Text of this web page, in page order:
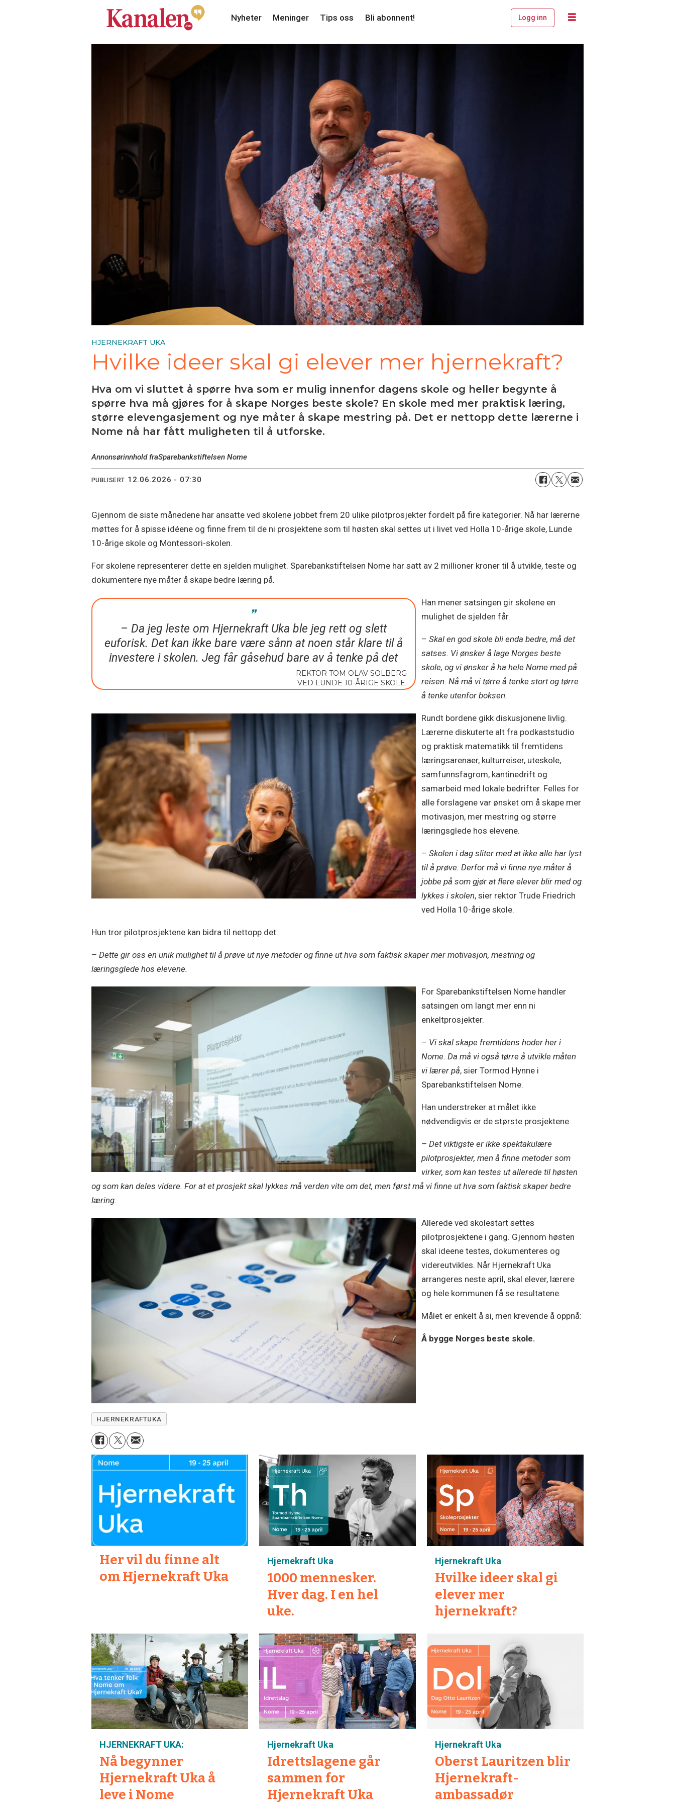
Nyheter Meninger Tips oss Bli abonnent! Logg inn
HJERNEKRAFT UKA
Hvilke ideer skal gi elever mer hjernekraft?
Hva om vi sluttet å spørre hva som er mulig innenfor dagens skole og heller begynte å
spørre hva må gjøres for å skape Norges beste skole? En skole med mer praktisk læring,
større elevengasjement og nye måter å skape mestring på. Det er nettopp dette lærerne i
Nome nå har fått muligheten til å utforske.
Annonsørinnhold fraSparebankstiftelsen Nome
PUBLISERT 12.06.2026 - 07:30
Gjennom de siste månedene har ansatte ved skolene jobbet frem 20 ulike pilotprosjekter fordelt på fire kategorier. Nå har lærerne
møttes for å spisse idéene og finne frem til de ni prosjektene som til høsten skal settes ut i livet ved Holla 10-årige skole, Lunde
10-årige skole og Montessori-skolen.
For skolene representerer dette en sjelden mulighet. Sparebankstiftelsen Nome har satt av 2 millioner kroner til å utvikle, teste og
dokumentere nye måter å skape bedre læring på.
– Da jeg leste om Hjernekraft Uka ble jeg rett og slett
euforisk. Det kan ikke bare være sånn at noen står klare til å
investere i skolen. Jeg får gåsehud bare av å tenke på det
REKTOR TOM OLAV SOLBERG
VED LUNDE 10-ÅRIGE SKOLE.
Han mener satsingen gir skolene en
mulighet de sjelden får.
–Skal en god skole bli enda bedre, må det
satses. Vi ønsker å lage Norges beste
skole, og vi ønsker å ha hele Nome med på
reisen. Nå må vi tørre å tenke stort og tørre
å tenke utenfor boksen.
Rundt bordene gikk diskusjonene livlig.
Lærerne diskuterte alt fra podkaststudio
og praktisk matematikk til fremtidens
læringsarenaer, kulturreiser, uteskole,
samfunnsfagrom, kantinedrift og
samarbeid med lokale bedrifter. Felles for
alle forslagene var ønsket om å skape mer
motivasjon, mer mestring og større
læringsglede hos elevene.
–Skolen i dag sliter med at ikke alle har lyst
til å prøve. Derfor må vi finne nye måter å
jobbe på som gjør at flere elever blir med og
lykkes i skolen, sier rektor Trude Friedrich
ved Holla 10-årige skole.
Hun tror pilotprosjektene kan bidra til nettopp det.
– Dette gir oss en unik mulighet til å prøve ut nye metoder og finne ut hva som faktisk skaper mer motivasjon, mestring og
læringsglede hos elevene.
For Sparebankstiftelsen Nome handler
satsingen om langt mer enn ni
enkeltprosjekter.
– Vi skal skape fremtidens hoder her i
Nome. Da må vi også tørre å utvikle måten
vi lærer på, sier Tormod Hynne i
Sparebankstiftelsen Nome.
Han understreker at målet ikke
nødvendigvis er de største prosjektene.
– Det viktigste er ikke spektakulære
pilotprosjekter, men å finne metoder som
virker, som kan testes ut allerede til høsten
og som kan deles videre. For at et prosjekt skal lykkes må verden vite om det, men først må vi finne ut hva som faktisk skaper bedre
læring.
Allerede ved skolestart settes
pilotprosjektene i gang. Gjennom høsten
skal ideene testes, dokumenteres og
videreutvikles. Når Hjernekraft Uka
arrangeres neste april, skal elever, lærere
og hele kommunen få se resultatene.
Målet er enkelt å si, men krevende å oppnå:
Å bygge Norges beste skole.
HJERNEKRAFTUKA
Her vil du finne alt
om Hjernekraft Uka
Hjernekraft Uka
1000 mennesker.
Hver dag. I en hel
uke.
Hjernekraft Uka
Hvilke ideer skal gi
elever mer
hjernekraft?
HJERNEKRAFT UKA:
Nå begynner
Hjernekraft Uka å
leve i Nome
Hjernekraft Uka
Idrettslagene går
sammen for
Hjernekraft Uka
Hjernekraft Uka
Oberst Lauritzen blir
Hjernekraft-
ambassadør